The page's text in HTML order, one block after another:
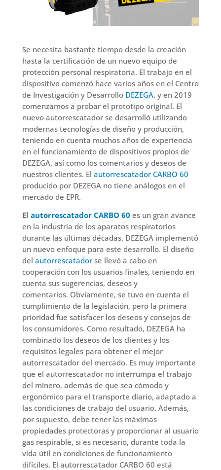
Se necesita bastante tiempo desde la creación
hasta la certificación de un nuevo equipo de
protección personal respiratoria. El trabajo en el
dispositivo comenzó hace varios años en el Centro
de Investigación y Desarrollo DEZEGA, y en 2019
comenzamos a probar el prototipo original. El
nuevo autorrescatador se desarrolló utilizando
modernas tecnologías de diseño y producción,
teniendo en cuenta muchos años de experiencia
en el funcionamiento de dispositivos propios de
DEZEGA, así como los comentarios y deseos de
nuestros clientes. El autorrescatador CARBO 60
producido por DEZEGA no tiene análogos en el
mercado de EPR.
El autorrescatador CARBO 60 es un gran avance
en la industria de los aparatos respiratorios
durante las últimas décadas. DEZEGA implementó
un nuevo enfoque para este desarrollo. El diseño
del autorrescatadorse llevó a cabo en
cooperación con los usuarios finales, teniendo en
cuenta sus sugerencias, deseos y
comentarios. Obviamente, se tuvo en cuenta el
cumplimiento de la legislación, pero la primera
prioridad fue satisfacer los deseos y consejos de
los consumidores. Como resultado, DEZEGA ha
combinado los deseos de los clientes y los
requisitos legales para obtener el mejor
autorrescatador del mercado. Esmuy importante
que el autorrescatador no interrumpa el trabajo
del minero, además de que sea cómodo y
ergonómico para el transporte diario, adaptado a
las condiciones de trabajo del usuario. Además,
por supuesto, debe tener las máximas
propiedades protectoras y proporcionar al usuario
gas respirable, si es necesario, durante toda la
vida útil en condiciones de funcionamiento
difíciles. El autorrescatador CARBO 60 está